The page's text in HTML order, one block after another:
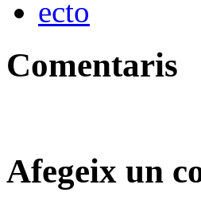
Comentaris
Afegeix un